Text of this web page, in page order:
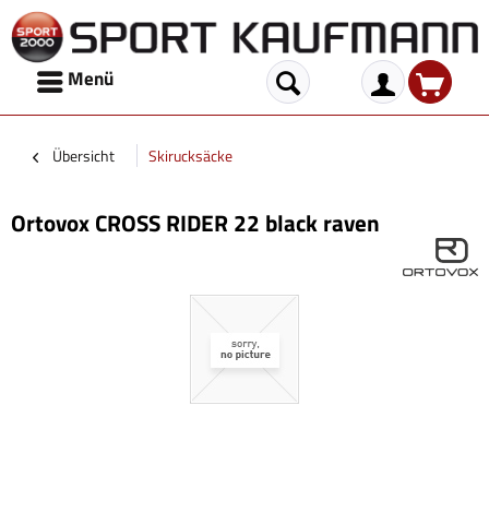
Menü
Übersicht Skirucksäcke
Ortovox CROSS RIDER 22 black raven